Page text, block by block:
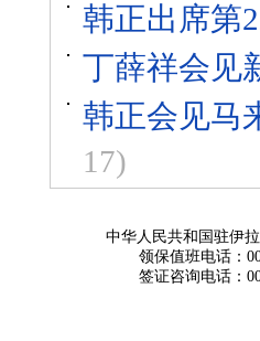
韩正出席第
丁薛祥会见
韩正会见马
17)
中华人民共和国驻伊
领保值班电话：
签证咨询电话：